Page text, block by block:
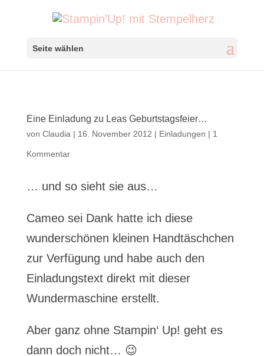
Seite wählen
Eine Einladung zu Leas Geburtstagsfeier…
von Claudia | 16. November 2012 | Einladungen | 1
Kommentar
… und so sieht sie aus…
Cameo sei Dank hatte ich diese
wunderschönen kleinen Handtäschchen
zur Verfügung und habe auch den
Einladungstext direkt mit dieser
Wundermaschine erstellt.
Aber ganz ohne Stampin‘ Up! geht es
dann doch nicht… 😉